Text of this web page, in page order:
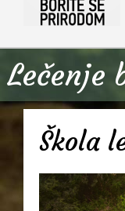
Lečenje
Škola